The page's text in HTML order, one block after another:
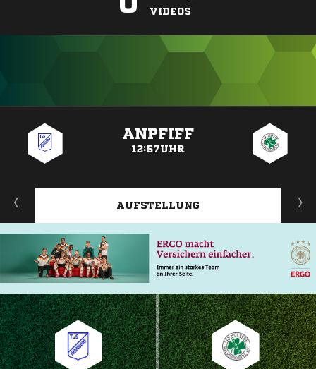
VIDEOS
ANPFIFF
12:57UHR
AUFSTELLUNG